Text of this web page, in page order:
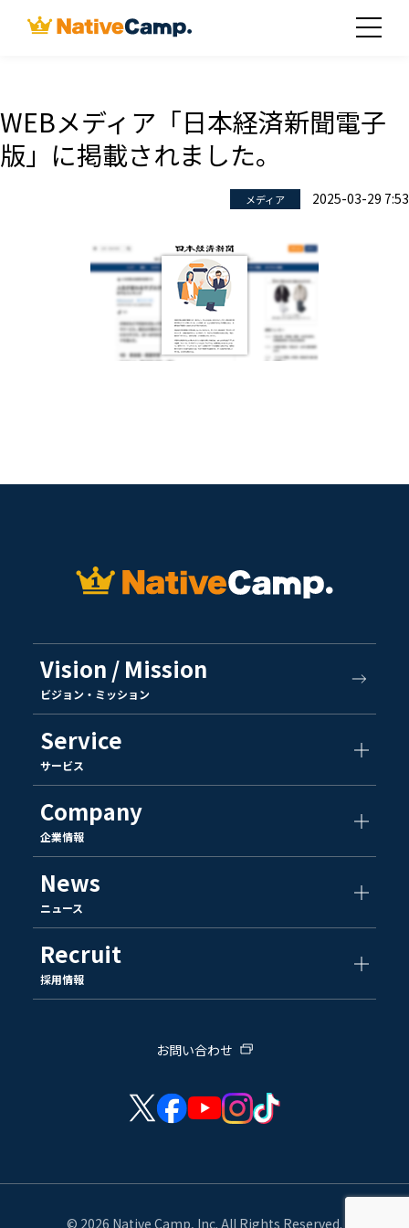
WEBメディア「日本経済新聞電子
版」に掲載されました。
メディア 2025-03-29 7:53
Vision / Mission
ビジョン・ミッション
Service
サービス
Company
企業情報
News
ニュース
Recruit
採用情報
お問い合わせ
© 2026 Native Camp, Inc. All Rights Reserved.